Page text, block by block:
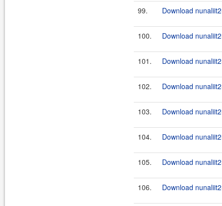
99. Download
100. Download
101. Download
102. Download
103. Download
104. Download
105. Download
106. Download